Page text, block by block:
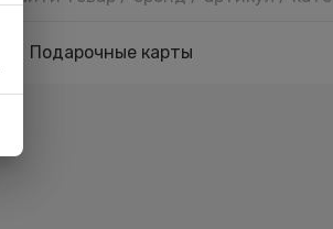
Подарочные карты